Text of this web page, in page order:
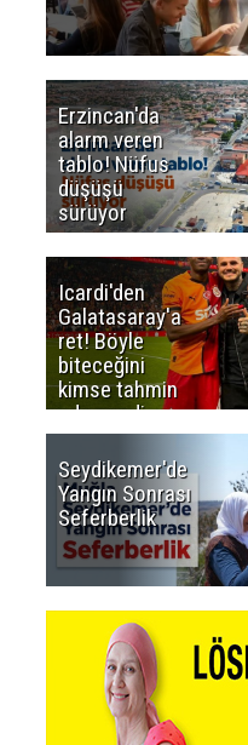
Erzincan'da
alarm veren
tablo! Nüfus
düşüşü
sürüyor
Icardi'den
Galatasaray'a
ret! Böyle
biteceğini
kimse tahmin
edemezdi
Seydikemer'de
Yangın Sonrası
Seferberlik